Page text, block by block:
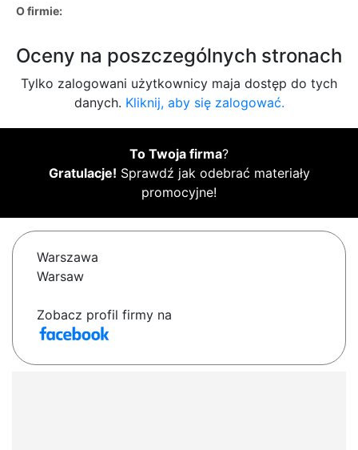
O firmie:
Oceny na poszczególnych stronach
Tylko zalogowani użytkownicy maja dostęp do tych
danych. Kliknij, aby się zalogować.
To Twoja firma?
Gratulacje! Sprawdź jak odebrać materiały
promocyjne!
Warszawa
Warsaw
Zobacz profil firmy na